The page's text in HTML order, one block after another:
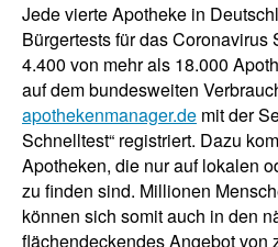
Jede vierte Apotheke in
Bürgertests für das Coronavirus
4.400 von mehr als 18.000
auf dem bundesweiten
apothekenmanager.de mit der
Schnelltest“ registriert. Dazu
Apotheken, die nur auf lokalen
zu finden sind. Millionen
können sich somit auch in den
flächendeckendes Angebot von